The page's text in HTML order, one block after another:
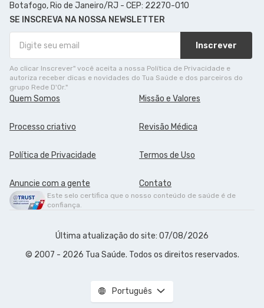
Botafogo, Rio de Janeiro/RJ - CEP: 22270-010
SE INSCREVA NA NOSSA NEWSLETTER
Inscrever
Ao clicar Inscrever" você aceita a nossa Política de Privacidade e
autoriza receber dicas e novidades do Tua Saúde e dos parceiros do
grupo Rede D'Or."
Quem Somos Missão e Valores
Processo criativo Revisão Médica
Política de Privacidade Termos de Uso
Anuncie com a gente Contato
Este selo certifica que o nosso conteúdo de saúde é de
confiança.
Última atualização do site: 07/08/2026
© 2007 - 2026 Tua Saúde. Todos os direitos reservados.
Português